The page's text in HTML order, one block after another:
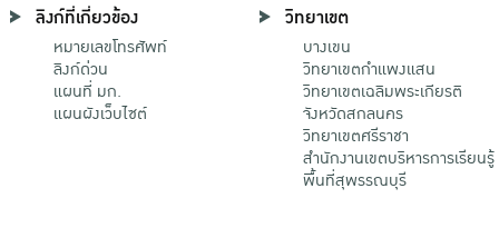
ลิงก์ที่เกี่ยวข้อง
หมายเลขโทรศัพท์
ลิงก์ด่วน
แผนที่ มก.
แผนผังเว็บไซต์
วิทยาเขต
บางเขน
วิทยาเขตกําแพงแสน
วิทยาเขตเฉลิมพระเกียรติ
จังหวัดสกลนคร
วิทยาเขตศรีราชา
สำนักงานเขตบริหารการเรียนรู้
พื้นที่สุพรรณบุรี